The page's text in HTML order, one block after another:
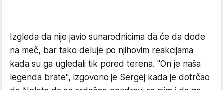
Izgleda da nije javio sunarodnicima da će da dođe
na meč, bar tako deluje po njihovim reakcijama
kada su ga ugledali tik pored terena. "On je naša
legenda brate", izgovorio je Sergej kada je dotrčao